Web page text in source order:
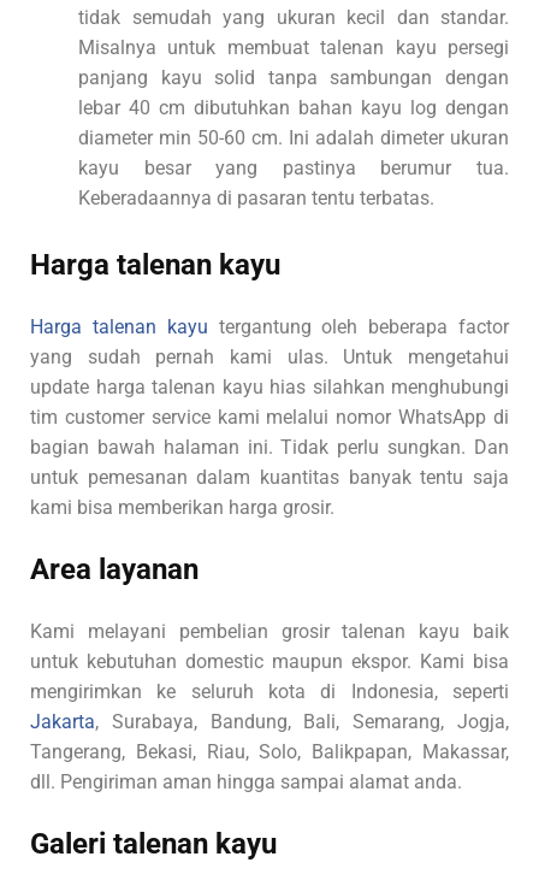
tidak semudah yang ukuran kecil dan standar.
Misalnya untuk membuat talenan kayu persegi
panjang kayu solid tanpa sambungan dengan
lebar 40 cm dibutuhkan bahan kayu log dengan
diameter min 50-60 cm. Ini adalah dimeter ukuran
kayu besar yang pastinya berumur tua.
Keberadaannya di pasaran tentu terbatas.
Harga talenan kayu
Harga talenan kayu tergantung oleh beberapa factor
yang sudah pernah kami ulas. Untuk mengetahui
update harga talenan kayu hias silahkan menghubungi
tim customer service kami melalui nomor WhatsApp di
bagian bawah halaman ini. Tidak perlu sungkan. Dan
untuk pemesanan dalam kuantitas banyak tentu saja
kami bisa memberikan harga grosir.
Area layanan
Kami melayani pembelian grosir talenan kayu baik
untuk kebutuhan domestic maupun ekspor. Kami bisa
mengirimkan ke seluruh kota di Indonesia, seperti
Jakarta, Surabaya, Bandung, Bali, Semarang, Jogja,
Tangerang, Bekasi, Riau, Solo, Balikpapan, Makassar,
dll. Pengiriman aman hingga sampai alamat anda.
Galeri talenan kayu